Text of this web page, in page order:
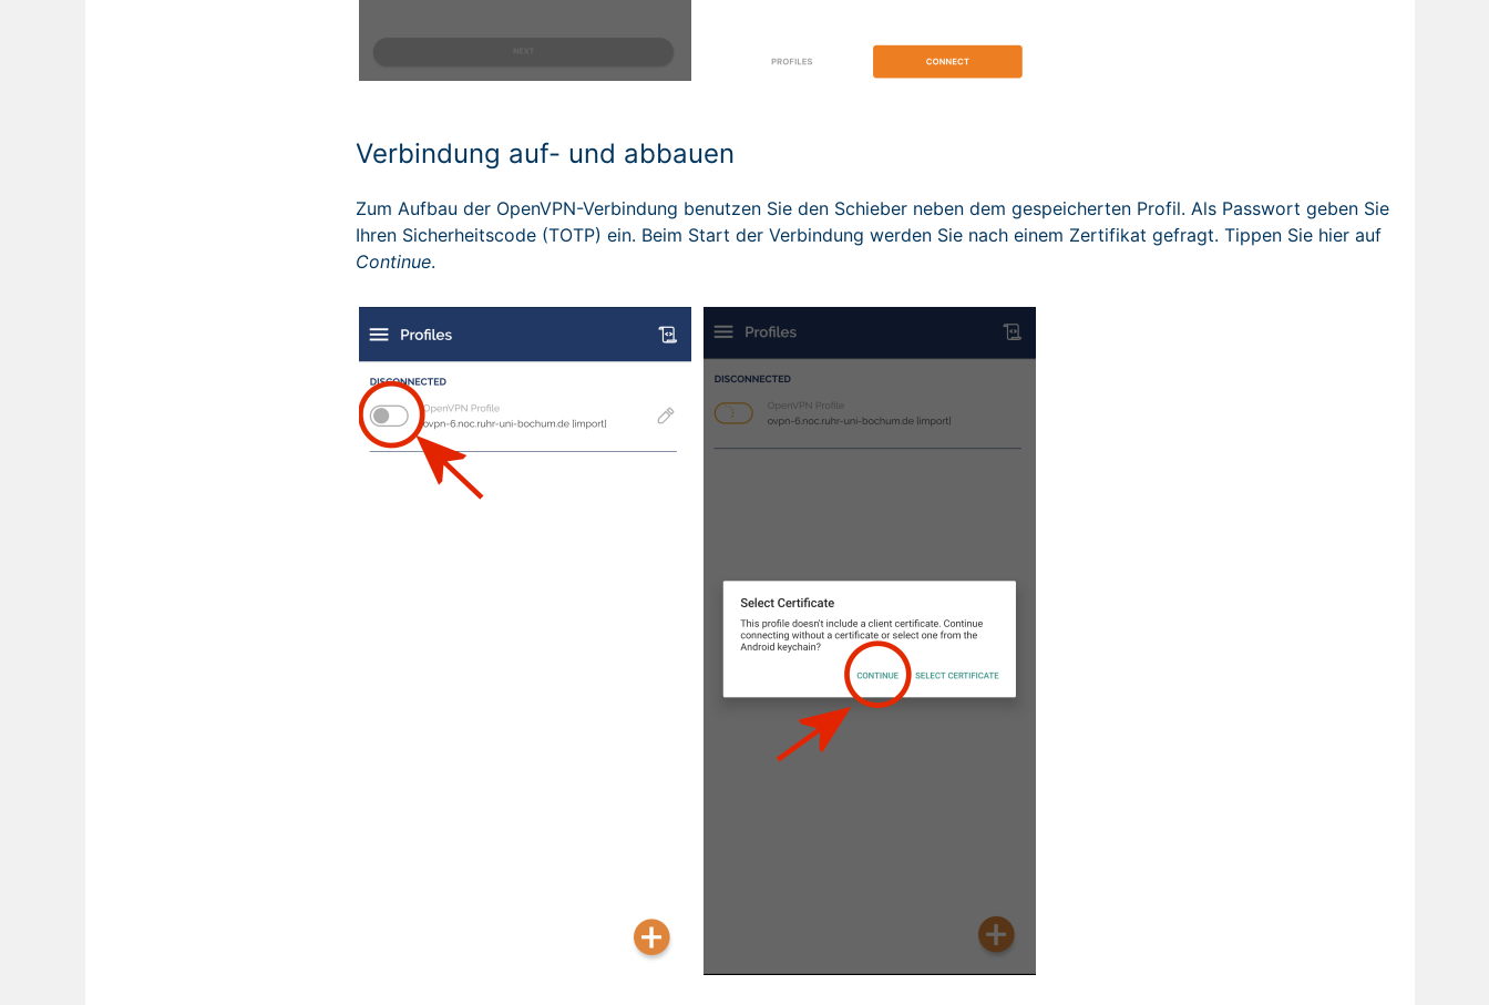
Verbindung auf- und abbauen
Zum Aufbau der OpenVPN-Verbindung benutzen Sie den Schieber neben dem gespeicherten Profil. Als Passwort geben Sie
Ihren Sicherheitscode (TOTP) ein. Beim Start der Verbindung werden Sie nach einem Zertifikat gefragt. Tippen Sie hier auf
Continue.